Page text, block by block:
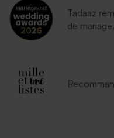
Tadaaz
de